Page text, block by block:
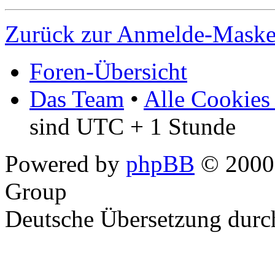
Zurück zur Anmelde-
Foren-Übersicht
Das Team • Alle Cookies
sind UTC + 1 Stunde
Powered by phpBB ©
Group
Deutsche Übersetzung